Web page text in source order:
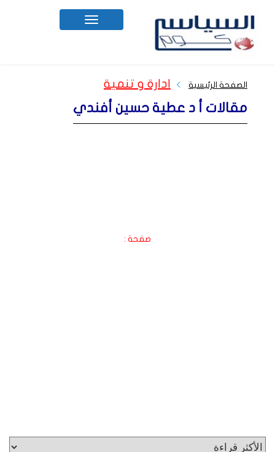
Toggle
navigation
الصفحة الرئيسية ادارة و تنمية
مقالات أ د عطية حسين أفندي
صفحة :